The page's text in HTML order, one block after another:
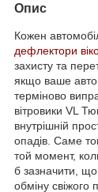
Опис
Кожен
дефлектори
захисту та
якщо ваше авто
терміново
вітровики VL
внутрішній
опадів. Саме
той момент,
б зазначити,
обміну свіжого